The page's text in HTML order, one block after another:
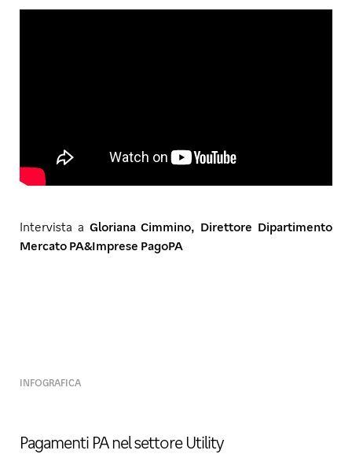
Intervista a Gloriana Cimmino, Direttore Dipartimento
Mercato PA&Imprese PagoPA
INFOGRAFICA
Pagamenti PA nel settore Utility